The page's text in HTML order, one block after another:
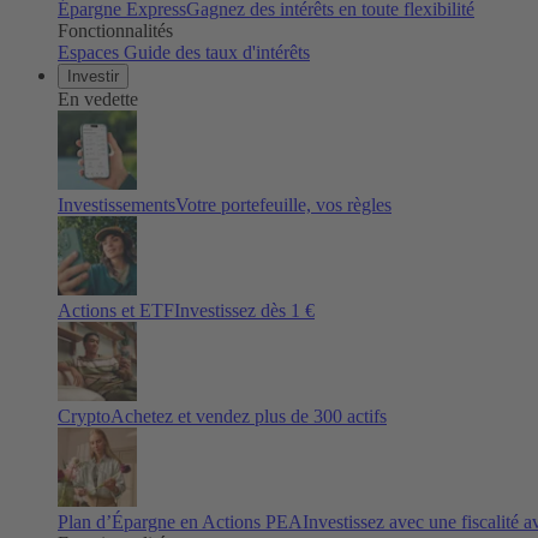
Épargne ExpressGagnez des intérêts en toute flexibilité
Fonctionnalités
Espaces Guide des taux d'intérêts
Investir
En vedette
InvestissementsVotre portefeuille, vos règles
Actions et ETFInvestissez dès 1 €
CryptoAchetez et vendez plus de 300 actifs
Plan d’Épargne en Actions PEAInvestissez avec une fiscalité